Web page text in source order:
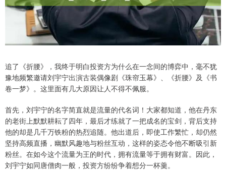
追了《折腰》，我终于明白投资方为什么在一念间的博弈中，毫不犹
豫地频繁邀请刘宇宁出演古装偶像剧《珠帘玉幕》、《折腰》及《书
卷一梦》。这里面有几大原因让人不得不佩服。
首先，刘宇宁的名字简直就是流量的代名词！大家都知道，他在丹东
的老街上默默耕耘了四年，最后才练就了一把成名的宝剑，背后支持
他的却是几千万铁粉的热烈追随。他出道后，即使工作繁忙，却仍然
坚持高频直播，幽默风趣地与粉丝互动，这样的姿态令他不断吸引新
粉丝。在如今这个流量为王的时代，拥有流量等于拥有财富。因此，
刘宇宁如同唐僧肉一般，投资方纷纷争着想分一杯羹。